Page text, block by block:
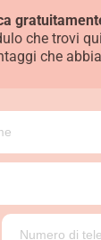
che trovi
che